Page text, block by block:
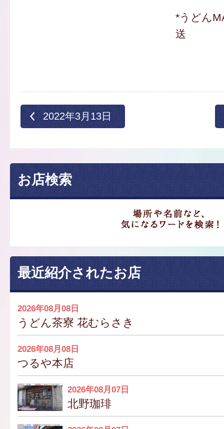
*うどん
送
2022年3月13日
お店検索
最近紹介されたお店
2026年08月08日
うどん茶寮 花むらさき
2026年08月08日
つるや本店
2026年08月07日
北野珈琲